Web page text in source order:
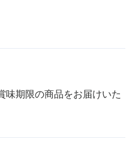
味期限の商品をお届けいた